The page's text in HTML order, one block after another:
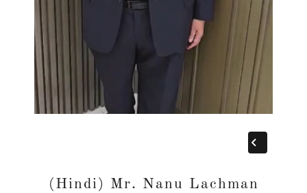
(Hindi) Mr. Nanu Lachman